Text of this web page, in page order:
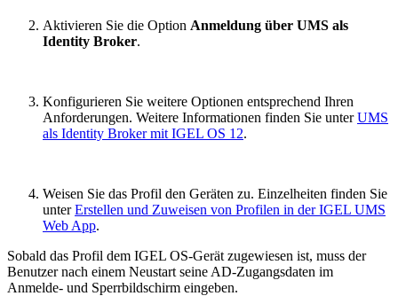
Aktivieren Sie die Option Anmeldung über UMS als
Identity Broker.
Konfigurieren Sie weitere Optionen entsprechend Ihren
Anforderungen. Weitere Informationen finden Sie unterUMS
als Identity Broker mit IGEL OS 12.
Weisen Sie das Profil den Geräten zu. Einzelheiten finden Sie
unterErstellen und Zuweisen von Profilen in der IGEL UMS
Web App.
Sobald das Profil dem IGEL OS-Gerät zugewiesen ist, muss der
Benutzer nach einem Neustart seine AD-Zugangsdaten im
Anmelde- und Sperrbildschirm eingeben.